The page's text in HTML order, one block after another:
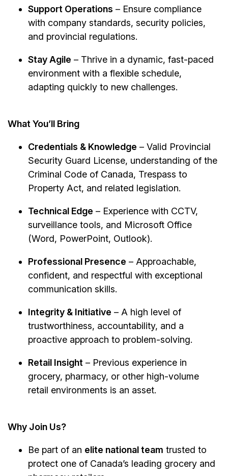
Support Operations – Ensure compliance
with company standards, security policies,
and provincial regulations.
Stay Agile – Thrive in a dynamic, fast-paced
environment with a flexible schedule,
adapting quickly to new challenges.
What You’ll Bring
Credentials & Knowledge – Valid Provincial
Security Guard License, understanding of the
Criminal Code of Canada, Trespass to
Property Act, and related legislation.
Technical Edge – Experience with CCTV,
surveillance tools, and Microsoft Office
(Word, PowerPoint, Outlook).
Professional Presence – Approachable,
confident, and respectful with exceptional
communication skills.
Integrity & Initiative – A high level of
trustworthiness, accountability, and a
proactive approach to problem-solving.
Retail Insight – Previous experience in
grocery, pharmacy, or other high-volume
retail environments is an asset.
Why Join Us?
Be part of an elite national team trusted to
protect one of Canada’s leading grocery and